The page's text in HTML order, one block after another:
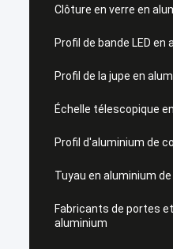
Clôture en verre en
Profil de bande LED en
Profil de la jupe en
Échelle télescopique
Profil d'aluminium de
Tuyau en aluminium
Fabricants de portes
aluminium